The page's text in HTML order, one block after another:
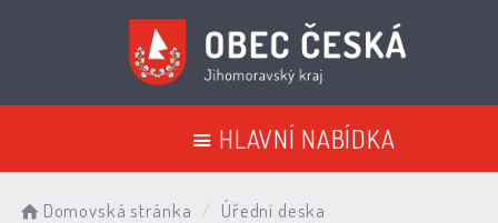
HLAVNÍ NABÍDKA
Domovská stránka
Úřední deska